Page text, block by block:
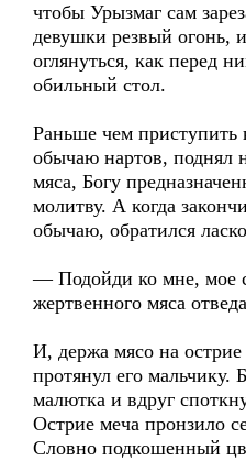
чтобы Урызмаг сам
девушки резвый огонь,
оглянуться, как перед
обильный стол.
Раньше чем приступить
обычаю нартов, поднял
мяса, Богу
молитву. А когда
обычаю, обратился
— Подойди ко мне, мое
жертвенного мяса
И, держа мясо на
протянул его мальчику.
малютка и вдруг
Острие меча пронзило
Словно подкошенный